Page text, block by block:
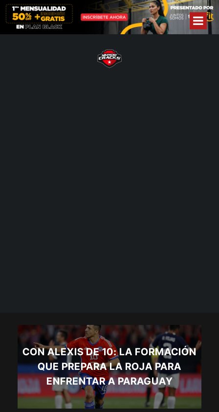
CON ALEXIS DE 10: LA FORMACIÓN
QUE PREPARA LA ROJA PARA
ENFRENTAR A PARAGUAY